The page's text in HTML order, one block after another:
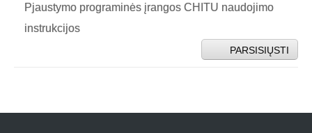
Pjaustymo programinės įrangos CHITU naudojimo
instrukcijos
PARSISIŲSTI